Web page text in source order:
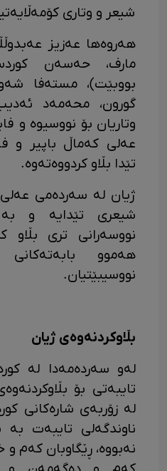
شیعر و وتاری
هەروەها عەزیز
مارف، حەسەن
بووبێت)، مستەفا
گورون، محەمەد
وتاریان بۆ نووسیوە و
عەلی کەماڵ باپیر و
تێدا بڵاو کردووەتەوە.
ژیان لە سەردەمی
شیعری تێدایە و
نووسەرانی تری بڵاو
هەموو بابەتەکانی
نووسیبێتیان.
بڵاوکردنەوەی ژیان
لەو سەردەمەدا لە
تایبەتی بۆ
لە زۆربەی شارەکانی
ناوندگەلی تایبەت بە
نەبووە، ڕێگاوبان کەم و